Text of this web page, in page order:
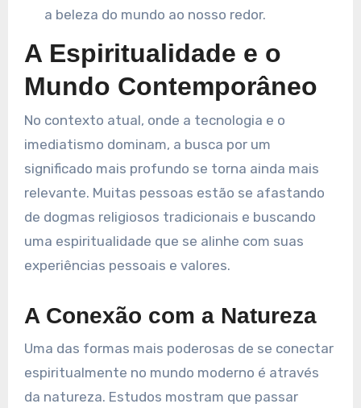
a beleza do mundo ao nosso redor.
A Espiritualidade e o
Mundo Contemporâneo
No contexto atual, onde a tecnologia e o
imediatismo dominam, a busca por um
significado mais profundo se torna ainda mais
relevante. Muitas pessoas estão se afastando
de dogmas religiosos tradicionais e buscando
uma espiritualidade que se alinhe com suas
experiências pessoais e valores.
A Conexão com a Natureza
Uma das formas mais poderosas de se conectar
espiritualmente no mundo moderno é através
da natureza. Estudos mostram que passar